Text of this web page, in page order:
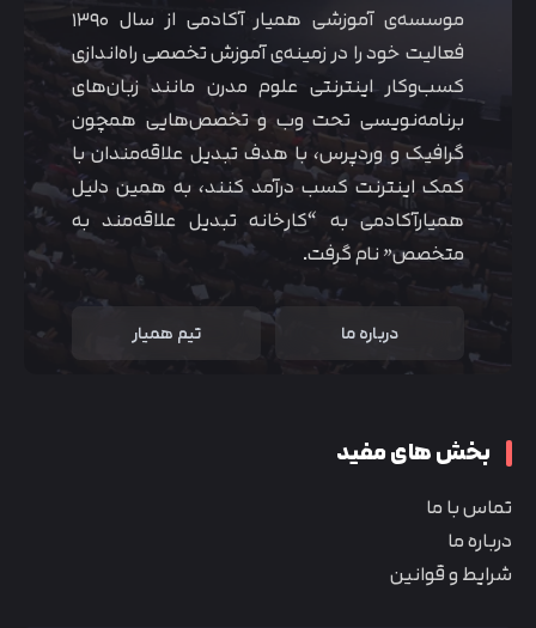
موسسه‌ی آموزشی همیار آکادمی از سال ۱۳۹۰
فعالیت خود را در زمینه‌ی آموزش تخصصی راه‌اندازی
کسب‌و‌کار اینترنتی علوم مدرن مانند زبان‌های
برنامه‌نویسی تحت وب و تخصص‌هایی همچون
گرافیک و وردپرس، با هدف تبدیل علاقه‌مندان با
کمک اینترنت کسب درآمد کنند، به همین دلیل
همیارآکادمی به “کارخانه تبدیل علاقه‌مند به
متخصص” نام گرفت.
درباره ما تیم همیار
بخش های مفید
تماس با ما
درباره ما
شرایط و قوانین